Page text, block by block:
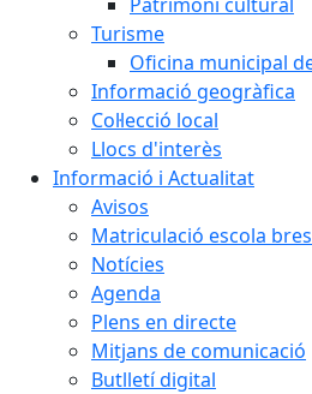
Turisme
Oficina municipal
Informació geogràfica
Col·lecció local
Llocs d'interès
Informació i Actualitat
Avisos
Matriculació escola
Notícies
Agenda
Plens en directe
Mitjans de comunicació
Butlletí digital